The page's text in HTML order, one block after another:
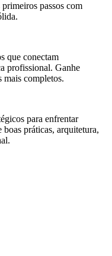
passos com
que conectam
profissional. Ganhe
mais completos.
para enfrentar
práticas, arquitetura,